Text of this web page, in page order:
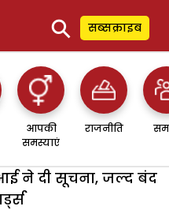
⚲ सब्सक्राइब
आपकी
समस्याएं
राजनीति
ने दी सूचना, जल्द बंद